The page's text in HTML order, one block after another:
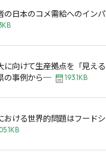
の日本のコメ需給へのインパ
に向けて生産拠点を「見える
の事例から─
193.1KB
おける世界的問題はフードシ